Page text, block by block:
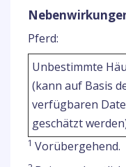
Pferd:
Unbestimmte
(kann auf Basis
verfügbaren
geschätzt
1 Vorübergehend.